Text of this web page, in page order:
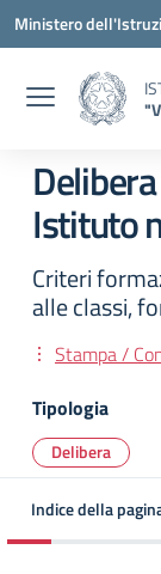
Vai ai contenuti
Vai al menu di
Vai al footer
Ministero
Istituto
Criteri
alle classi,
Stampa /
Tipologia
Delibera
Indice della